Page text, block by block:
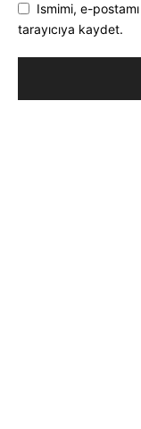
Ismimi, e-
tarayıcıya kaydet.